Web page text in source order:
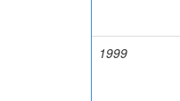
1999